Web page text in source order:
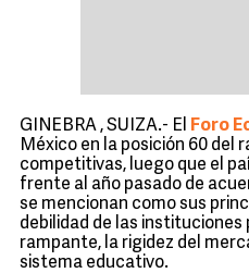
GINEBRA , SUIZA.- El Foro
México en la posición 60 del
competitivas, luego que el
frente al año pasado de
se mencionan como sus
debilidad de las instituciones
rampante, la rigidez del
sistema educativo.